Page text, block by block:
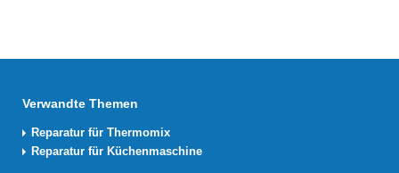
Verwandte Themen
Reparatur für Thermomix
Reparatur für Küchenmaschine